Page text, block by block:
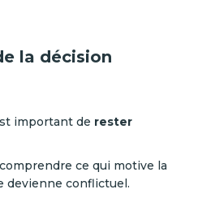
la décision
important de rester
ce qui motive la
devienne conflictuel.